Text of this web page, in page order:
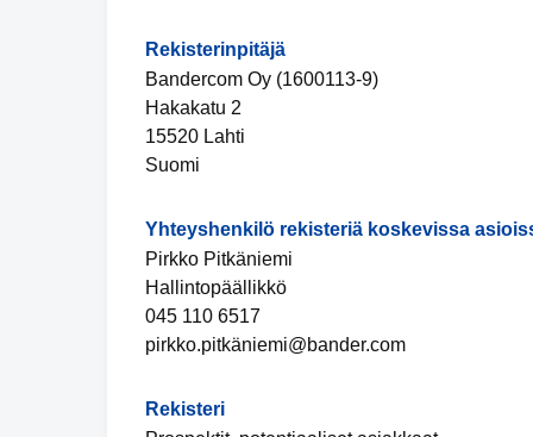
Rekisterinpitäjä
Bandercom Oy (1600113-9)
Hakakatu 2
15520 Lahti
Suomi
Yhteyshenkilö rekisteriä koskevissa
Pirkko Pitkäniemi
Hallintopäällikkö
045 110 6517
pirkko.pitkäniemi@bander.com
Rekisteri